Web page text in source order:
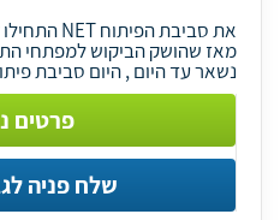
מאז שהושק הביקוש למפתחי
נשאר עד היום , היום סביבת
פרטים
שלח פניה